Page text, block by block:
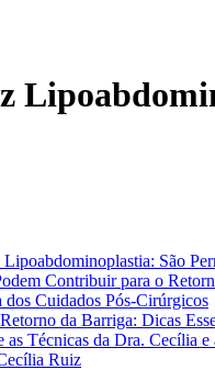
Lipoabdominoplastia: São
Contribuir para o
dos Cuidados Pós-Cirúrgicos
da Barriga: Dicas
as Técnicas da Dra. Cecília e
Ruiz